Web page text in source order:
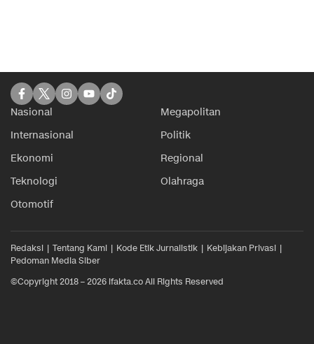
Nasional
Megapolitan
Internasional
Politik
Ekonomi
Regional
Teknologi
Olahraga
Otomotif
Redaksi Tentang Kami Kode Etik Jurnalistik
Kebijakan Privasi
Pedoman Media Siber
©Copyright 2018 – 2026 ifakta.co All Rights Reserved